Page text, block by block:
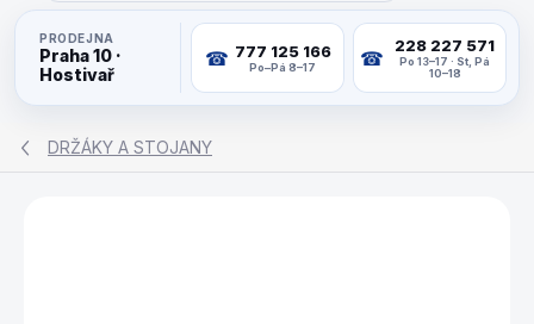
PRODEJNA
Praha 10 ·
Hostivař
777 125 166
Po–Pá 8–17
228 227 571
Po 13–17 · St, Pá
10–18
DRŽÁKY A STOJANY